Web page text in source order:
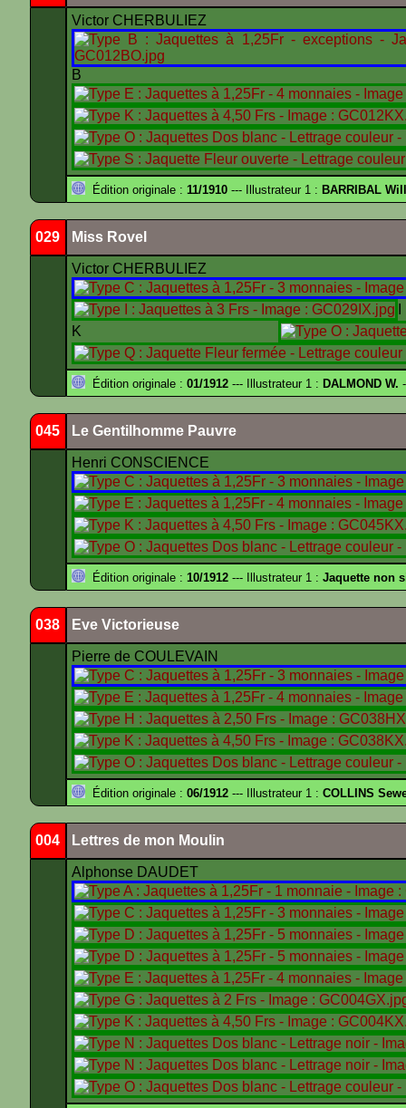
Victor CHERBULIEZ
B
Édition originale : 11/1910 --- Illustrateur 1 : BARRIBAL
029 Miss Rovel
Victor CHERBULIEZ
K
Édition originale : 01/1912 --- Illustrateur 1 : DALMOND W.
045 Le Gentilhomme Pauvre
Henri CONSCIENCE
Édition originale : 10/1912 --- Illustrateur 1 : Jaquette non
038 Eve Victorieuse
Pierre de COULEVAIN
Édition originale : 06/1912 --- Illustrateur 1 : COLLINS
004 Lettres de mon Moulin
Alphonse DAUDET